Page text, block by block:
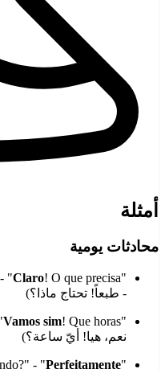
أمثلة
محادثات يومية
"Você pode ajudar?" - "
Claro
- طبعاً! تحتاج ماذا؟)
"Vamos almoçar?" - "
Vamos sim
نعم، هيا! أيّ ساعة؟)
"Está entendendo?" - "
Perfeitamente